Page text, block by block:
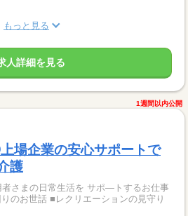
もっと見る
人詳細を見る
1週間以内公開
場企業の安心サポートで
護
者さまの日常生活を サポ―トするお仕事